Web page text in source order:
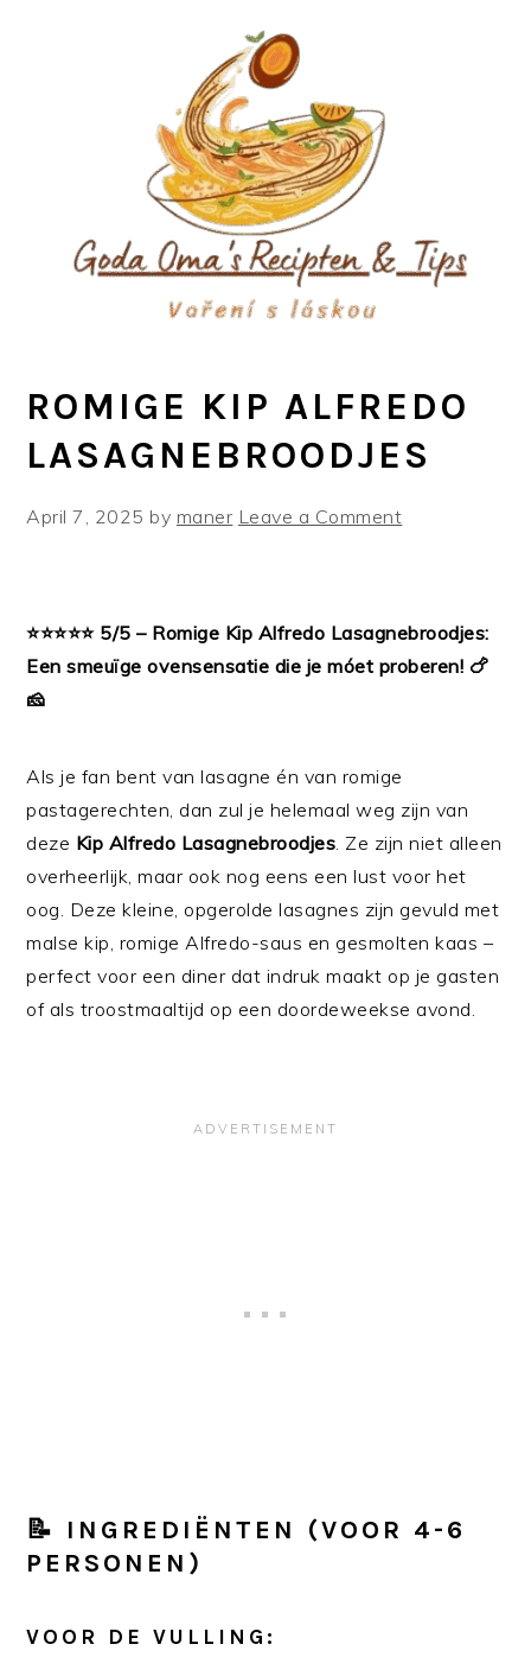
ROMIGE KIP ALFREDO
LASAGNEBROODJES
April 7, 2025 by maner Leave a Comment
⭐⭐⭐⭐⭐ 5/5 – Romige Kip Alfredo Lasagnebroodjes:
Een smeuïge ovensensatie die je móet proberen! 🍗
🧀
Als je fan bent van lasagne én van romige
pastagerechten, dan zul je helemaal weg zijn van
deze Kip Alfredo Lasagnebroodjes . Ze zijn niet alleen
overheerlijk, maar ook nog eens een lust voor het
oog. Deze kleine, opgerolde lasagnes zijn gevuld met
malse kip, romige Alfredo-saus en gesmolten kaas –
perfect voor een diner dat indruk maakt op je gasten
of als troostmaaltijd op een doordeweekse avond.
📝 INGREDIËNTEN (VOOR 4-6
PERSONEN)
VOOR DE VULLING: